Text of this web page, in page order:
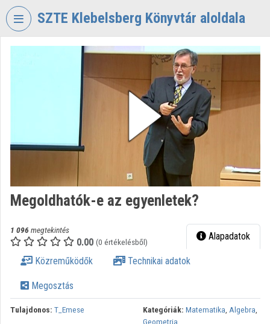
Fejléc kihagyása
SZTE Klebelsberg Könyvtár aloldala
TORIUM
Intézményi kezdőlap
Intézményi listák
Intézmények
Közreműködők
Megoldhatók-e az egyenletek?
1 096 megtekintés
0.00 (0 értékelésből) Alapadatok
Közreműködők Technikai adatok
Megosztás
Tulajdonos: T_Emese Kategóriák: Matematika, Algebra,
Geometria